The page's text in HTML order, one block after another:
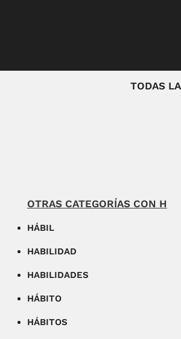
TODAS
OTRAS CATEGORÍAS CON H
HÁBIL
HABILIDAD
HABILIDADES
HÁBITO
HÁBITOS